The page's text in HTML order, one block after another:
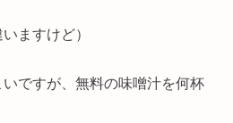
ますけど）
ですが、無料の味噌汁を何杯